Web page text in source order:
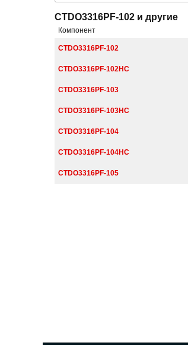
CTDO3316PF-102 и другие
Компонент
CTDO3316PF-102
CTDO3316PF-102HC
CTDO3316PF-103
CTDO3316PF-103HC
CTDO3316PF-104
CTDO3316PF-104HC
CTDO3316PF-105